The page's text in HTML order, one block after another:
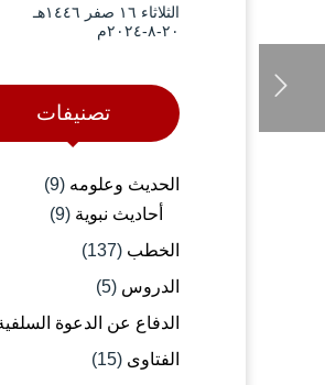
الثلاثاء ۱٦ صفر ۱٤٤٦هـ
۲۰-۸-۲۰۲٤م
تصنيفات
الحديث وعلومه (9)
أحاديث نبوية (9)
الخطب (137)
الدروس (5)
الدفاع عن الدعوة
الفتاوى (15)